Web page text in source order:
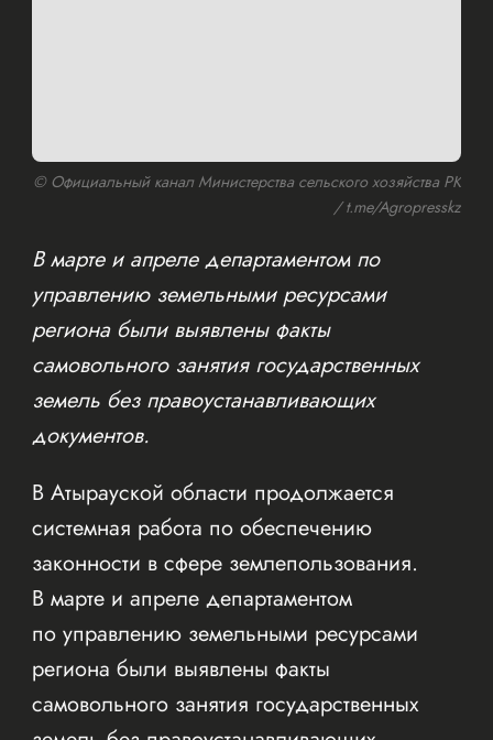
© Официальный канал Министерства сельского хозяйства РК
/ t.me/Agropresskz
В марте и апреле департаментом по
управлению земельными ресурсами
региона были выявлены факты
самовольного занятия государственных
земель без правоустанавливающих
документов.
В Атырауской области продолжается
системная работа по обеспечению
законности в сфере землепользования.
В марте и апреле департаментом
по управлению земельными ресурсами
региона были выявлены факты
самовольного занятия государственных